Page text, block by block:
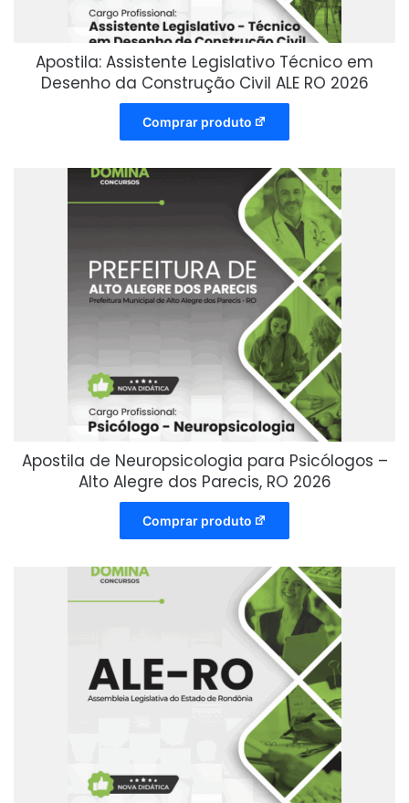
Apostila: Assistente Legislativo Técnico em
Desenho da Construção Civil ALE RO 2026
Comprar produto
Apostila de Neuropsicologia para Psicólogos –
Alto Alegre dos Parecis, RO 2026
Comprar produto